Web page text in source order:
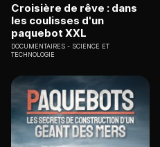
Croisière de rêve : dans
les coulisses d'un
paquebot XXL
DOCUMENTAIRES
SCIENCE ET
TECHNOLOGIE